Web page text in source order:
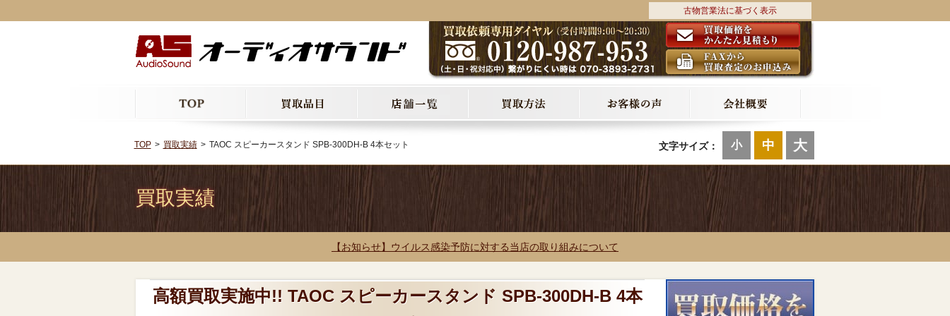
古物営業法に基づく表示
文字サイズ： 小 中 大
TOP 買取実績 TAOC スピーカースタンド SPB-300DH-B 4本セット
買取実績
【お知らせ】ウイルス感染予防に対する当店の取り組みについて
高額買取実施中!! TAOC スピーカースタンド SPB-300DH-B 4本